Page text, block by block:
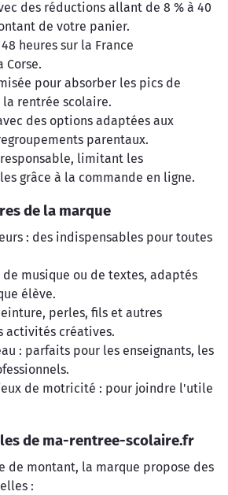
des réductions allant de 8 % à 40
de votre panier.
heures sur la France
pour absorber les pics de
rentrée scolaire.
des options adaptées aux
parentaux.
limitant les
grâce à la commande en ligne.
de la marque
: des indispensables pour toutes
de musique ou de textes, adaptés
élève.
perles, fils et autres
activités créatives.
: parfaits pour les enseignants, les
de motricité : pour joindre l'utile
de ma-rentree-scolaire.fr
de montant, la marque propose des
: